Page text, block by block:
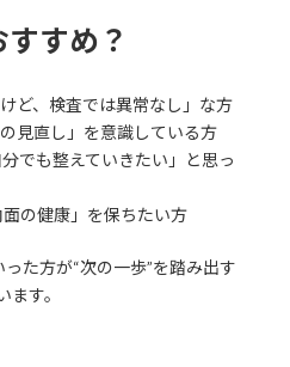
すめ？
ど、検査では異常なし」な方
見直し」を意識している方
でも整えていきたい」と思っ
の健康」を保ちたい方
た方が“次の一歩”を踏み出す
す。